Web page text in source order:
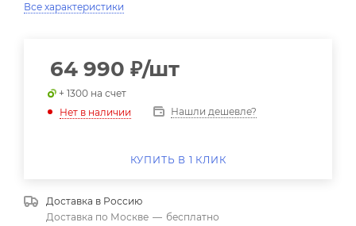
Все характеристики
64 990 ₽/шт
+ 1300 на счет
Нет в наличии
Нашли дешевле?
КУПИТЬ В 1 КЛИК
Доставка в Россию
Доставка по Москве — бесплатно